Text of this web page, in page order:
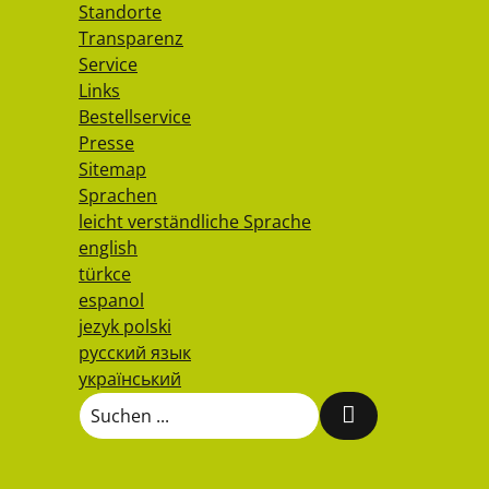
Standorte
Transparenz
Service
Links
Bestellservice
Presse
Sitemap
Sprachen
leicht verständliche Sprache
english
türkce
espanol
jezyk polski
русский язык
український